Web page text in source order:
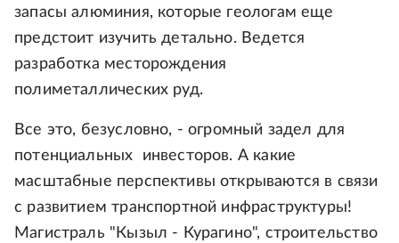
запасы алюминия, которые геологам еще
предстоит изучить детально. Ведется
разработка месторождения
полиметаллических руд.
Все это, безусловно, - огромный задел для
потенциальных инвесторов. А какие
масштабные перспективы открываются в связи
с развитием транспортной инфраструктуры!
Магистраль "Кызыл - Курагино", строительство